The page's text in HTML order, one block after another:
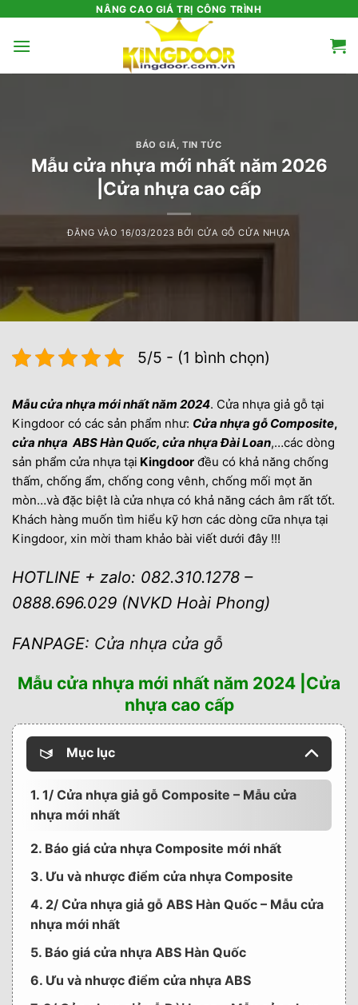
nội
NÂNG CAO GIÁ TRỊ CÔNG TRÌNH
BÁO GIÁ ,TIN TỨC
Mẫu cửa nhựa mới nhất năm 2026
|Cửa nhựa cao cấp
ĐĂNG VÀO16/03/2023 BỞI CỬA GỖ CỬA NHỰA
5/5 - (1 bình chọn)
Mẫu cửa nhựa mới nhất năm 2024. Cửa nhựa giả gỗ tại
Kingdoor có các sản phẩm như: Cửa nhựa gỗ Composite,
cửa nhựa ABS Hàn Quốc, cửa nhựa Đài Loan,…các dòng
sản phẩm cửa nhựa tại Kingdoor đều có khả năng chống
thấm, chống ẩm, chống cong vênh, chống mối mọt ăn
mòn…và đặc biệt là cửa nhựa có khả năng cách âm rất tốt.
Khách hàng muốn tìm hiểu kỹ hơn các dòng cữa nhựa tại
Kingdoor, xin mời tham khảo bài viết dưới đây !!!
HOTLINE + zalo: 082.310.1278 –
0888.696.029 (NVKD Hoài Phong)
FANPAGE: Cửa nhựa cửa gỗ
Mẫu cửa nhựa mới nhất năm 2024 |Cửa
nhựa cao cấp
Mục lục
1. 1/ Cửa nhựa giả gỗ Composite – Mẫu cửa
nhựa mới nhất
2. Báo giá cửa nhựa Composite mới nhất
3. Ưu và nhược điểm cửa nhựa Composite
4. 2/ Cửa nhựa giả gỗ ABS Hàn Quốc – Mẫu cửa
nhựa mới nhất
5. Báo giá cửa nhựa ABS Hàn Quốc
6. Ưu và nhược điểm cửa nhựa ABS